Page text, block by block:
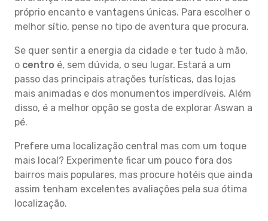
próprio encanto e vantagens únicas. Para escolher o
melhor sítio, pense no tipo de aventura que procura.
Se quer sentir a energia da cidade e ter tudo à mão,
o centro é, sem dúvida, o seu lugar. Estará a um
passo das principais atrações turísticas, das lojas
mais animadas e dos monumentos imperdíveis. Além
disso, é a melhor opção se gosta de explorar Aswan a
pé.
Prefere uma localização central mas com um toque
mais local? Experimente ficar um pouco fora dos
bairros mais populares, mas procure hotéis que ainda
assim tenham excelentes avaliações pela sua ótima
localização.